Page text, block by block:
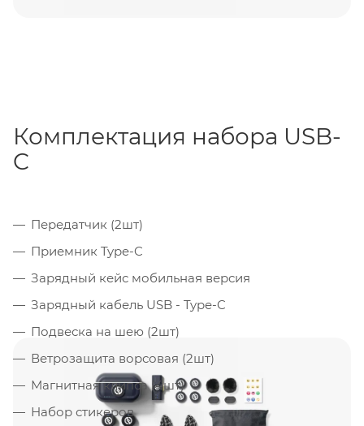
Комплектация набора USB-
C
Передатчик (2шт)
Приемник Type-C
Зарядный кейс мобильная версия
Зарядный кабель USB - Type-C
Подвеска на шею (2шт)
Ветрозащита ворсовая (2шт)
Магнитная клипса (4шт)
Набор стикеров